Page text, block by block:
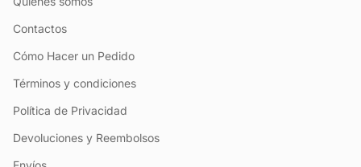
Contactos
Cómo Hacer un Pedido
Términos y condiciones
Política de Privacidad
Devoluciones y Reembolsos